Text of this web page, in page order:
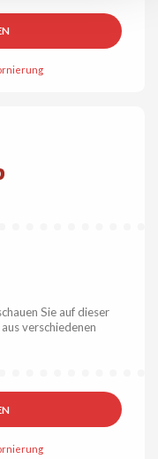
Sie auf dieser
verschiedenen